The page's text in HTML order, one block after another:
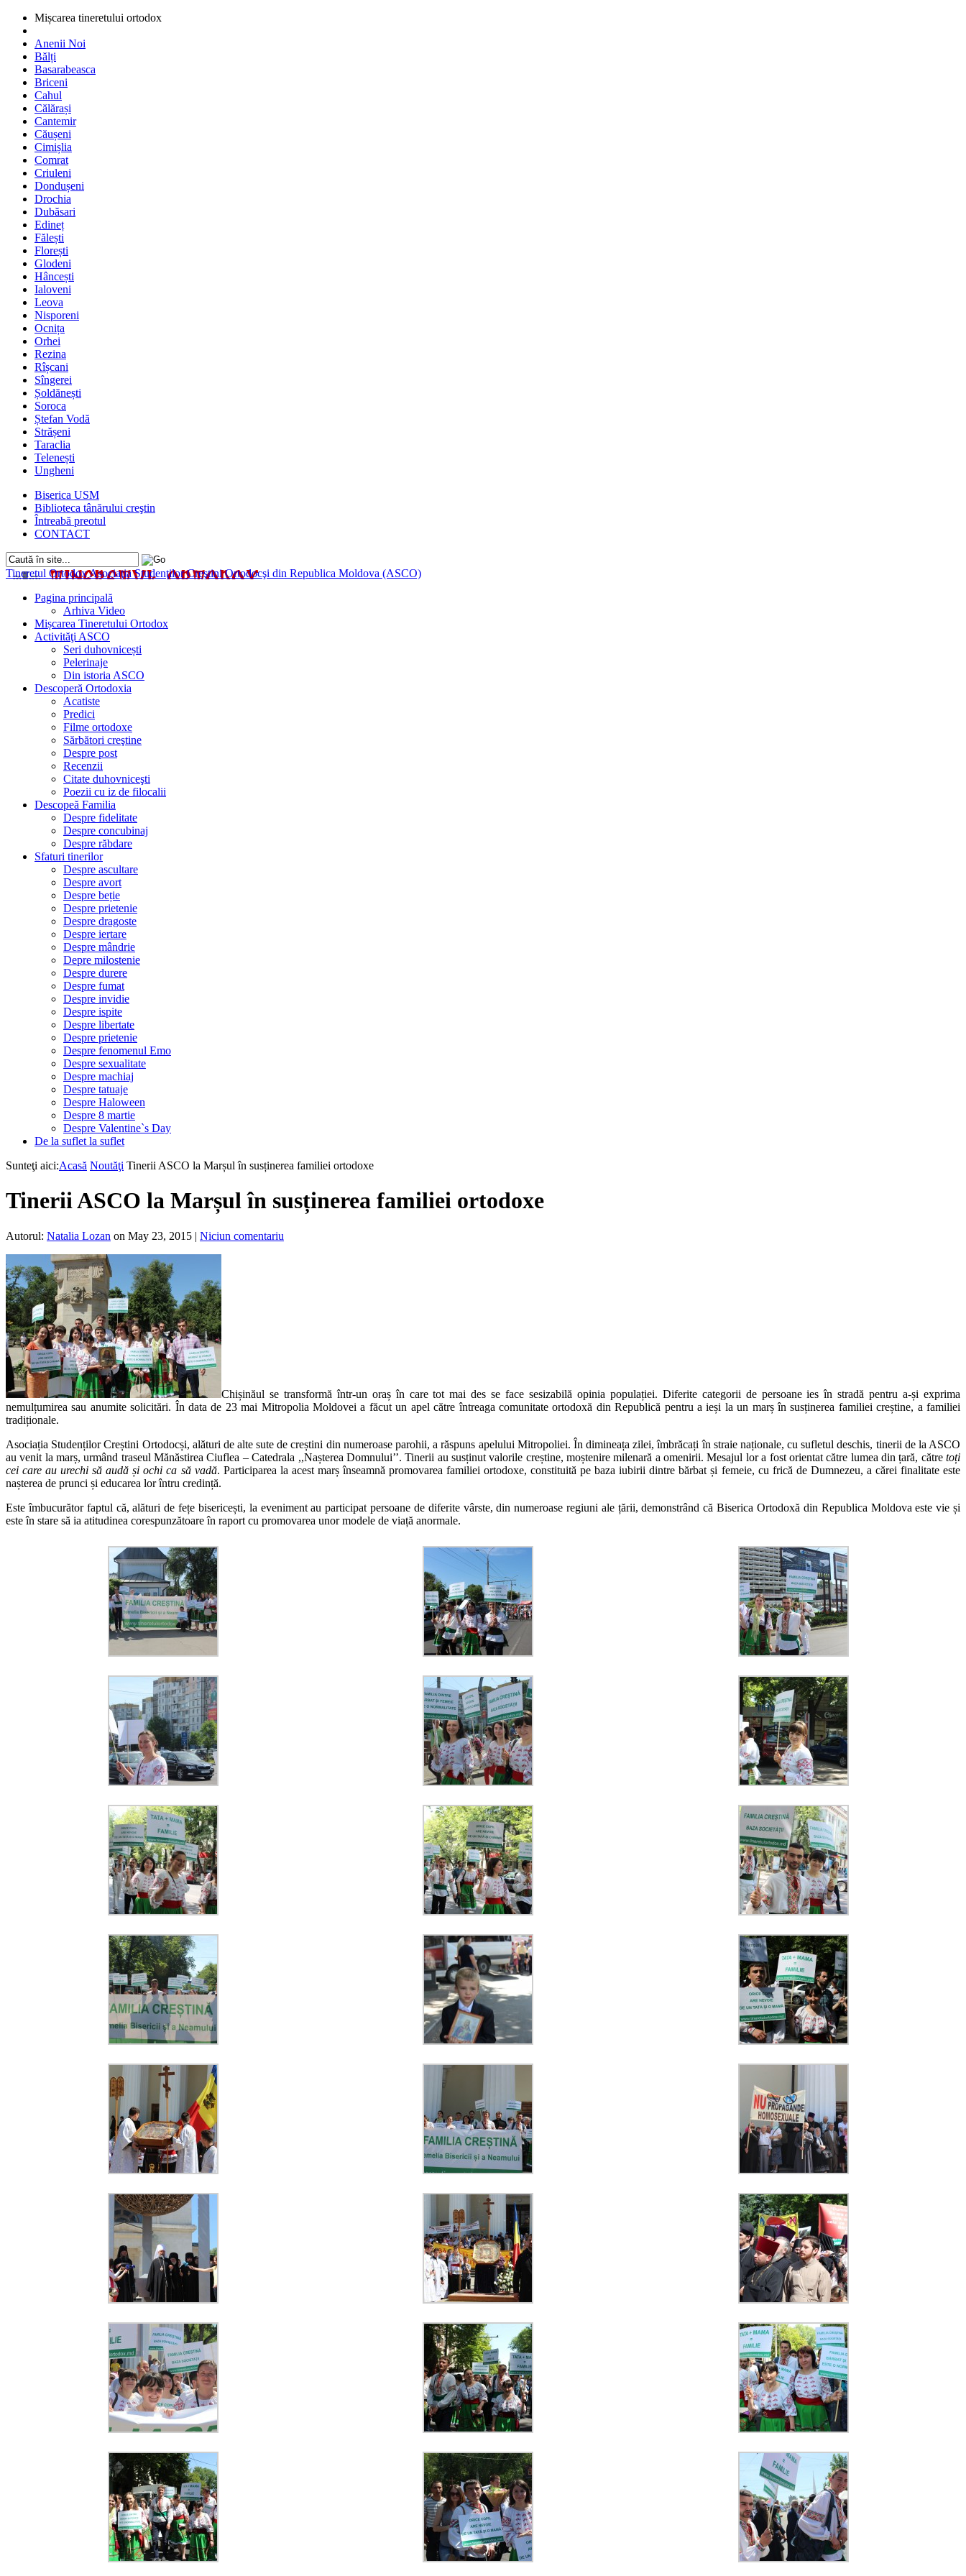
Mișcarea tineretului ortodox
Anenii Noi
Bălți
Basarabeasca
Briceni
Cahul
Călărași
Cantemir
Căușeni
Cimișlia
Comrat
Criuleni
Dondușeni
Drochia
Dubăsari
Edineț
Fălești
Florești
Glodeni
Hâncești
Ialoveni
Leova
Nisporeni
Ocnița
Orhei
Rezina
Rîșcani
Sîngerei
Șoldănești
Soroca
Ștefan Vodă
Strășeni
Taraclia
Telenești
Ungheni
Biserica USM
Biblioteca tânărului creştin
Întreabă preotul
CONTACT
Tineretul OrtodoxAsociaţia Studenţilor Creştini Ortodocşi din Republica Moldova (ASCO)
Pagina principală
Arhiva Video
Mișcarea Tineretului Ortodox
Activităţi ASCO
Seri duhovnicești
Pelerinaje
Din istoria ASCO
Descoperă Ortodoxia
Acatiste
Predici
Filme ortodoxe
Sărbători creştine
Despre post
Recenzii
Citate duhovniceşti
Poezii cu iz de filocalii
Descopeă Familia
Despre fidelitate
Despre concubinaj
Despre răbdare
Sfaturi tinerilor
Despre ascultare
Despre avort
Despre beție
Despre prietenie
Despre dragoste
Despre iertare
Despre mândrie
Depre milostenie
Despre durere
Despre fumat
Despre invidie
Despre ispite
Despre libertate
Despre prietenie
Despre fenomenul Emo
Despre sexualitate
Despre machiaj
Despre tatuaje
Despre Haloween
Despre 8 martie
Despre Valentine`s Day
De la suflet la suflet
Sunteţi aici:Acasă Noutăţi Tinerii ASCO la Marșul în susținerea familiei ortodoxe
Tinerii ASCO la Marșul în susținerea familiei ortodoxe
Autorul: Natalia Lozan on May 23, 2015 | Niciun comentariu
Chișinăul se transformă într-un oraș în care tot mai des se face sesizabilă opinia populației. Diferite categorii de persoane ies în stradă pentru a-și exprima
nemulțumirea sau anumite solicitări. În data de 23 mai Mitropolia Moldovei a făcut un apel către întreaga comunitate ortodoxă din Republică pentru a ieși la un marș în susținerea familiei creștine, a familiei
tradiționale.
Asociația Studenților Creștini Ortodocși, alături de alte sute de creștini din numeroase parohii, a răspuns apelului Mitropoliei. În dimineața zilei, îmbrăcați în straie naționale, cu sufletul deschis, tinerii de la ASCO
au venit la marș, urmând traseul Mănăstirea Ciuflea – Catedrala ,,Nașterea Domnului’’. Tinerii au susținut valorile creștine, moștenire milenară a omenirii. Mesajul lor a fost orientat către lumea din țară, către toți
cei care au urechi să audă și ochi ca să vadă. Participarea la acest marș înseamnă promovarea familiei ortodoxe, constituită pe baza iubirii dintre bărbat și femeie, cu frică de Dumnezeu, a cărei finalitate este
nașterea de prunci și educarea lor întru credință.
Este îmbucurător faptul că, alături de fețe bisericești, la eveniment au participat persoane de diferite vârste, din numeroase regiuni ale țării, demonstrând că Biserica Ortodoxă din Republica Moldova este vie și
este în stare să ia atitudinea corespunzătoare în raport cu promovarea unor modele de viață anormale.